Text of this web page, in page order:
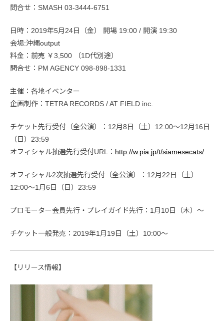
問合せ：SMASH 03-3444-6751
日時：2019年5月24日（金） 開場 19:00 / 開演 19:30
会場:沖縄output
料金：前売 ￥3,500 （1D代別途）
問合せ：PM AGENCY 098-898-1331
主催：各地イベンター
企画制作：TETRA RECORDS / AT FIELD inc.
チケット先行受付（全公演）：12月8日（土）12:00〜12月16日
（日）23:59
オフィシャル抽選先行受付URL： http://w.pia.jp/t/siamesecats/
オフィシャル2次抽選先行受付（全公演）：12月22日（土）
12:00〜1月6日（日）23:59
プロモーター会員先行・プレイガイド先行：1月10日（木）〜
チケット一般発売：2019年1月19日（土）10:00〜
【リリース情報】